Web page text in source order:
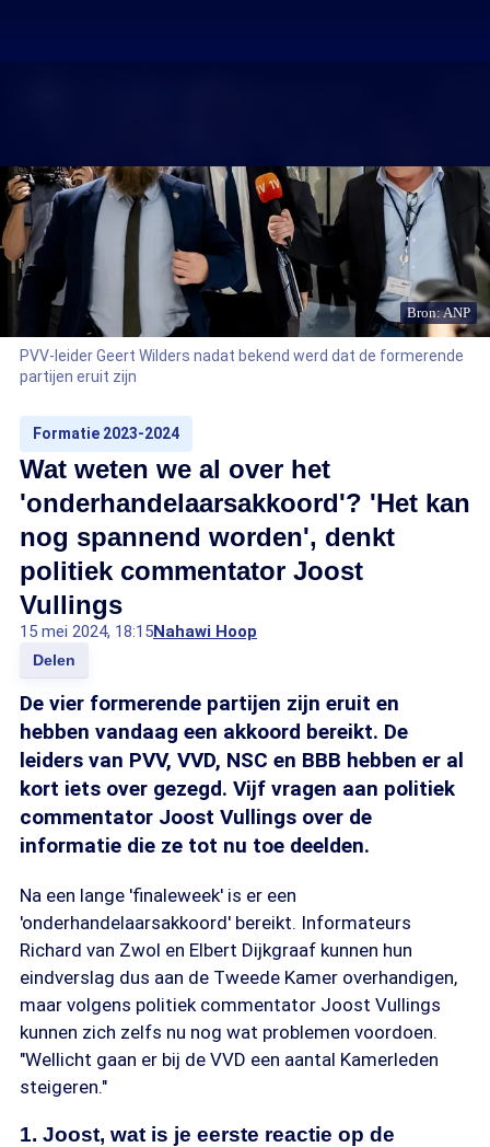
Bron: ANP
PVV-leider Geert Wilders nadat bekend werd dat de formerende
partijen eruit zijn
Formatie 2023-2024
Wat weten we al over het
'onderhandelaarsakkoord'? 'Het kan
nog spannend worden', denkt
politiek commentator Joost
Vullings
15 mei 2024, 18:15Nahawi Hoop
Delen
De vier formerende partijen zijn eruit en
hebben vandaag een akkoord bereikt. De
leiders van PVV, VVD, NSC en BBB hebben er al
kort iets over gezegd. Vijf vragen aan politiek
commentator Joost Vullings over de
informatie die ze tot nu toe deelden.
Na een lange 'finaleweek' is er een
'onderhandelaarsakkoord' bereikt. Informateurs
Richard van Zwol en Elbert Dijkgraaf kunnen hun
eindverslag dus aan de Tweede Kamer overhandigen,
maar volgens politiek commentator Joost Vullings
kunnen zich zelfs nu nog wat problemen voordoen.
"Wellicht gaan er bij de VVD een aantal Kamerleden
steigeren."
1. Joost, wat is je eerste reactie op de